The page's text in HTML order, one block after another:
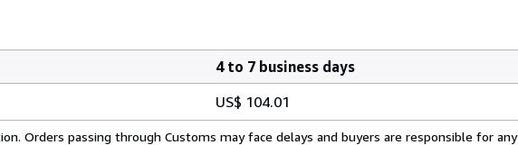
4 to 7 business days
US$ 104.01
Orders passing through Customs may face delays and buyers are responsible for any